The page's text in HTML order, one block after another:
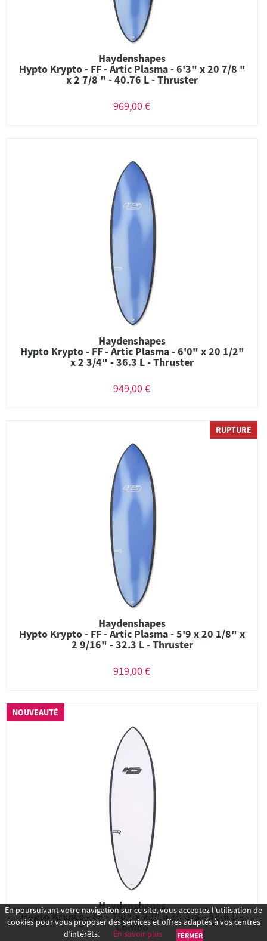
Haydenshapes
Hypto Krypto - FF - Artic Plasma - 6'3" x 20 7/8 "
x 2 7/8 " - 40.76 L - Thruster
969,00 €
Haydenshapes
Hypto Krypto - FF - Artic Plasma - 6'0" x 20 1/2"
x 2 3/4" - 36.3 L - Thruster
949,00 €
RUPTURE
Haydenshapes
Hypto Krypto - FF - Artic Plasma - 5'9 x 20 1/8" x
2 9/16" - 32.3 L - Thruster
919,00 €
NOUVEAUTÉ
Haydenshapes
Hypto Krypto - FF - 7'0" x 23" x 3" 3/8 - 58.6 L -
Combo
En poursuivant votre navigation sur ce site, vous acceptez l’utilisation de
cookies pour vous proposer des services et offres adaptés à vos centres
d’intérêts.
En savoir plus FERMER